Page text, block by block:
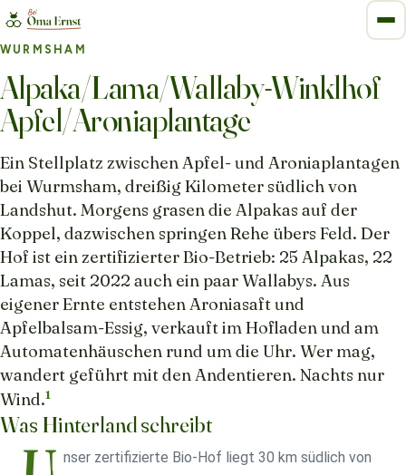
WURMSHAM
Alpaka/Lama/Wallaby-Winklhof
Apfel/Aroniaplantage
Ein Stellplatz zwischen Apfel- und Aroniaplantagen
bei Wurmsham, dreißig Kilometer südlich von
Landshut. Morgens grasen die Alpakas auf der
Koppel, dazwischen springen Rehe übers Feld. Der
Hof ist ein zertifizierter Bio-Betrieb: 25 Alpakas, 22
Lamas, seit 2022 auch ein paar Wallabys. Aus
eigener Ernte entstehen Aroniasaft und
Apfelbalsam-Essig, verkauft im Hofladen und am
Automatenhäuschen rund um die Uhr. Wer mag,
wandert geführt mit den Andentieren. Nachts nur
Wind.1
Was Hinterland schreibt
nser zertifizierte Bio-Hof liegt 30 km südlich von